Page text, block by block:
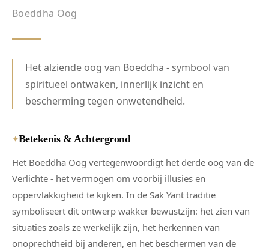
Boeddha Oog
Het alziende oog van Boeddha - symbool van
spiritueel ontwaken, innerlijk inzicht en
bescherming tegen onwetendheid.
✦Betekenis & Achtergrond
Het Boeddha Oog vertegenwoordigt het derde oog van de
Verlichte - het vermogen om voorbij illusies en
oppervlakkigheid te kijken. In de Sak Yant traditie
symboliseert dit ontwerp wakker bewustzijn: het zien van
situaties zoals ze werkelijk zijn, het herkennen van
onoprechtheid bij anderen, en het beschermen van de